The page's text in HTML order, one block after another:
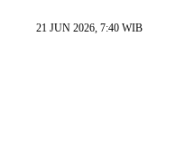
21 JUN 2026, 7:40 WIB